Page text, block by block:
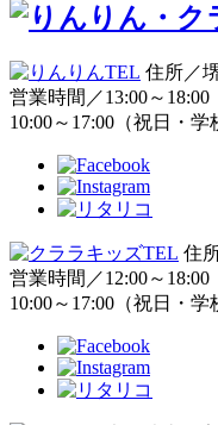
住所／
営業時間／13:00～18:00
10:00～17:00（祝日・学
住
営業時間／12:00～18:00
10:00～17:00（祝日・学